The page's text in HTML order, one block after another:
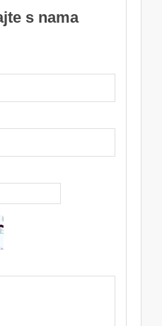
s nama